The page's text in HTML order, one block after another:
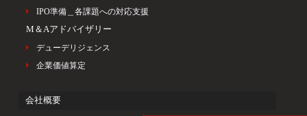
IPO準備＿各課題への対応支援
M＆Aアドバイザリー
デューデリジェンス
企業価値算定
会社概要